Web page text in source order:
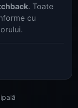
. Toate
cu